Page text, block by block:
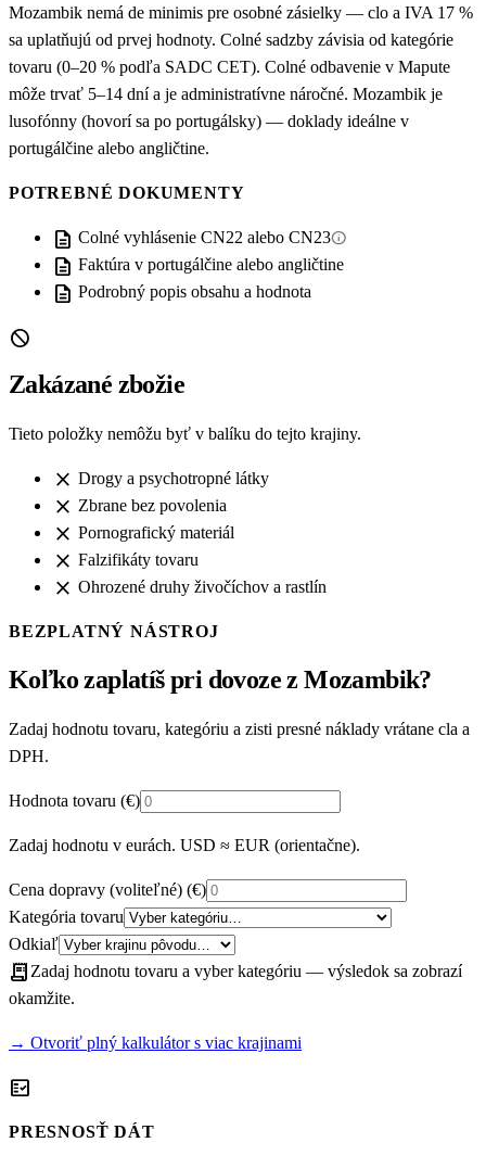
Mozambik nemá de minimis pre osobné zásielky — clo a IVA 17 %
sa uplatňujú od prvej hodnoty. Colné sadzby závisia od kategórie
tovaru (0–20 % podľa SADC CET). Colné odbavenie v Mapute
môže trvať 5–14 dní a je administratívne náročné. Mozambik je
lusofónny (hovorí sa po portugálsky) — doklady ideálne v
portugálčine alebo angličtine.
POTREBNÉ DOKUMENTY
description Colné vyhlásenie CN22 alebo CN23info
description Faktúra v portugálčine alebo angličtine
description Podrobný popis obsahu a hodnota
block
Zakázané zbožie
Tieto položky nemôžu byť v balíku do tejto krajiny.
close Drogy a psychotropné látky
close Zbrane bez povolenia
close Pornografický materiál
close Falzifikáty tovaru
close Ohrozené druhy živočíchov a rastlín
BEZPLATNÝ NÁSTROJ
Koľko zaplatíš pri dovoze z Mozambik?
Zadaj hodnotu tovaru, kategóriu a zisti presné náklady vrátane cla a
DPH.
Hodnota tovaru (€)
Zadaj hodnotu v eurách. USD ≈ EUR (orientačne).
Cena dopravy (voliteľné) (€)
Kategória tovaru
Odkiaľ
receipt_long Zadaj hodnotu tovaru a vyber kategóriu — výsledok sa zobrazí
okamžite.
→ Otvoriť plný kalkulátor s viac krajinami
fact_check
PRESNOSŤ DÁT